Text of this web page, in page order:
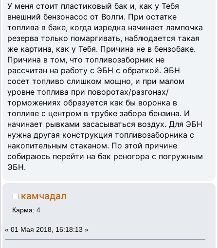
У меня стоит пластиковый бак и, как у Тебя
внешний бензонасос от Волги. При остатке
топлива в баке, когда изредка начинает лампочка
резерва только помаргивать, наблюдается такая
же картина, как у Тебя. Причина не в бензобаке.
Причина в том, что топливозаборник не
рассчитан на работу с ЭБН с обраткой. ЭБН
сосет топливо слишком мощно, и при малом
уровне топлива при поворотах/разгонах/
торможениях образуется как бы воронка в
топливе с центром в трубке забора бензина. И
начинает рывками засасываться воздух. Для ЭБН
нужна другая конструкция топливозаборника с
накопительным стаканом. По этой причине
собираюсь перейти на бак реногора с погружным
ЭБН.
камчадал
Карма: 4
« 01 Мая 2018, 16:18:13 »